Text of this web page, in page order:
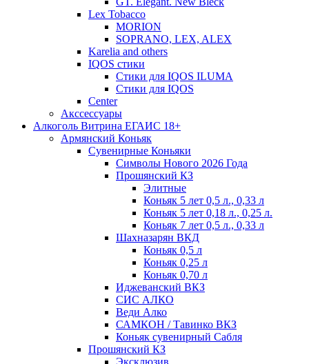
Lex Tobacco
MORION
SOPRANO, LEX, ALEX
Karelia and others
IQOS стики
Стики для IQOS ILUMA
Стики для IQOS
Сenter
Акссессуары
Алкоголь Витрина ЕГАИС 18+
Армянский Коньяк
Сувенирные Коньяки
Символы Нового 2026 Года
Прошянский КЗ
Элитные
Коньяк 5 лет 0,5 л., 0,33 л
Коньяк 5 лет 0,18 л., 0,25 л.
Коньяк 7 лет 0,5 л., 0,33 л
Шахназарян ВКД
Коньяк 0,5 л
Коньяк 0,25 л
Коньяк 0,70 л
Иджеванский ВКЗ
СИС АЛКО
Веди Алко
САМКОН / Тавинко ВКЗ
Коньяк сувенирный Сабля
Прошянский КЗ
Эксклюзив